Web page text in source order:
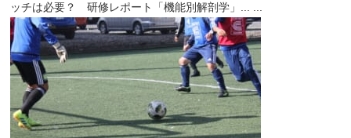
ッチは必要？ 研修レポート「機能別解剖学」... ...